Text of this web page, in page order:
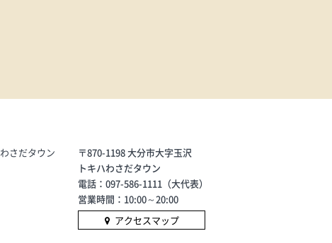
わさだタウン
〒870-1198 大分市大字玉沢
トキハわさだタウン
電話：097-586-1111（大代表）
営業時間：10:00～20:00
アクセスマップ